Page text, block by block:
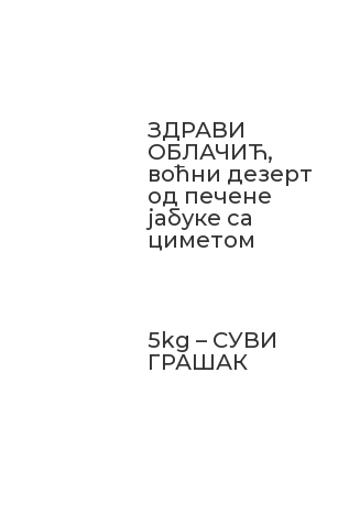
ЗДРАВИ
ОБЛАЧИЋ,
воћни дезерт
од печене
јабуке са
циметом
5kg – СУВИ
ГРАШАК